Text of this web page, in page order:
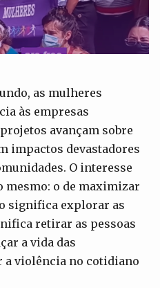
as mulheres
às empresas
avançam sobre
impactos devastadores
O interesse
mesmo: o de maximizar
significa explorar as
retirar as pessoas
a vida das
a violência no cotidiano